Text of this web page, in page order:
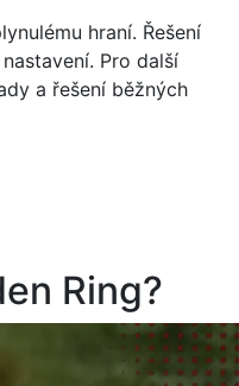
hraní. Řešení
Pro další
a řešení běžných
Ring?